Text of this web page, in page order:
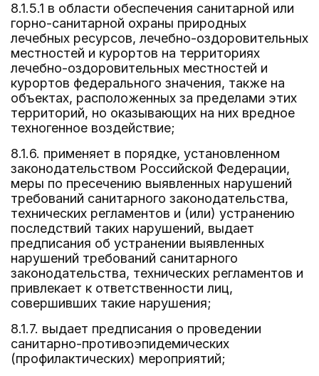
8.1.5.1 в области обеспечения санитарной или
горно-санитарной охраны природных
лечебных ресурсов, лечебно-оздоровительных
местностей и курортов на территориях
лечебно-оздоровительных местностей и
курортов федерального значения, также на
объектах, расположенных за пределами этих
территорий, но оказывающих на них вредное
техногенное воздействие;
8.1.6. применяет в порядке, установленном
законодательством Российской Федерации,
меры по пресечению выявленных нарушений
требований санитарного законодательства,
технических регламентов и (или) устранению
последствий таких нарушений, выдает
предписания об устранении выявленных
нарушений требований санитарного
законодательства, технических регламентов и
привлекает к ответственности лиц,
совершивших такие нарушения;
8.1.7. выдает предписания о проведении
санитарно-противоэпидемических
(профилактических) мероприятий;